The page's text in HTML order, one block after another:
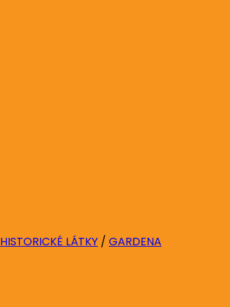
HISTORICKÉ LÁTKY / GARDENA